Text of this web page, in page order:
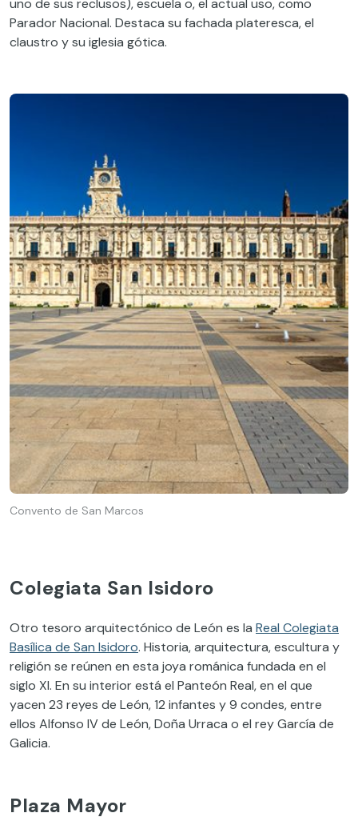
uno de sus reclusos), escuela o, el actual uso, como
Parador Nacional. Destaca su fachada plateresca, el
claustro y su iglesia gótica.
Convento de San Marcos
Colegiata San Isidoro
Otro tesoro arquitectónico de León es la Real Colegiata
Basílica de San Isidoro. Historia, arquitectura, escultura y
religión se reúnen en esta joya románica fundada en el
siglo XI. En su interior está el Panteón Real, en el que
yacen 23 reyes de León, 12 infantes y 9 condes, entre
ellos Alfonso IV de León, Doña Urraca o el rey García de
Galicia.
Plaza Mayor